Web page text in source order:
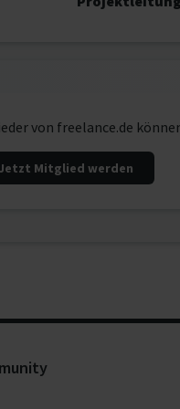
von freelance.de
Mitglied werden